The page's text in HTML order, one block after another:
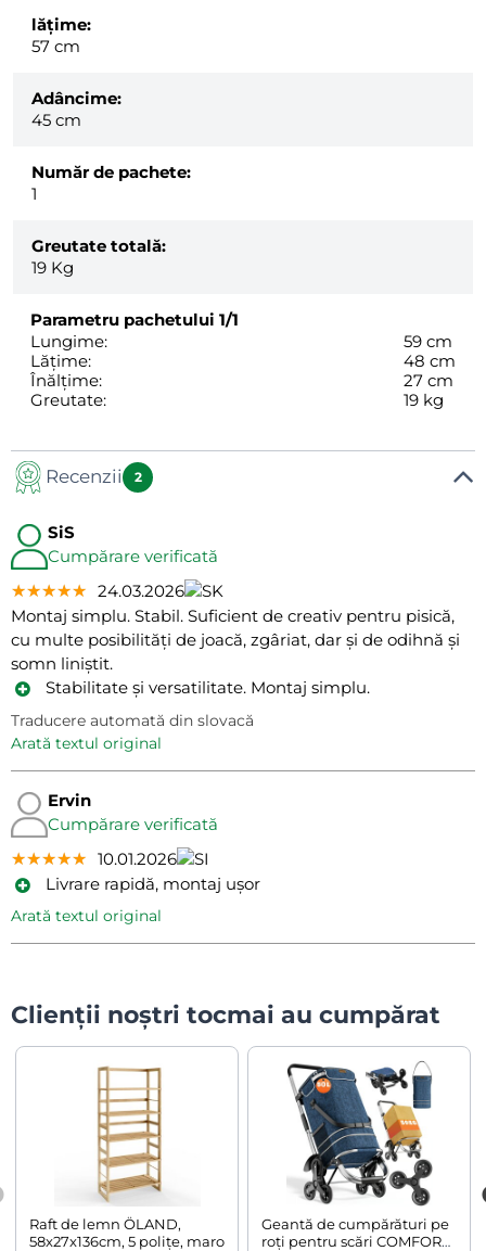
lăţime:
57 cm
Adâncime:
45 cm
Număr de pachete:
1
Greutate totală:
19 Kg
Parametru pachetului 1/1
Lungime:
59 cm
Lățime:
48 cm
Înălțime:
27 cm
Greutate:
19 kg
Recenzii 2
SiS
Cumpărare verificată
★★★★★
★★★★★
★★★★★ 24.03.2026
Montaj simplu. Stabil. Suficient de creativ pentru pisică,
cu multe posibilități de joacă, zgâriat, dar și de odihnă și
somn liniștit.
Stabilitate și versatilitate. Montaj simplu.
Traducere automată din slovacă
arată textul original
Ervin
Cumpărare verificată
★★★★★
★★★★★
★★★★★ 10.01.2026
Livrare rapidă, montaj ușor
arată textul original
Clienții noștri tocmai au cumpărat
Raft de lemn ÖLAND,
58x27x136cm, 5 polițe, maro
Geantă de cumpărături pe
roți pentru scări COMFORT,